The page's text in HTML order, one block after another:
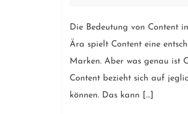
Die Bedeutung von Content
Ära spielt Content eine
Marken. Aber was genau ist
Content bezieht sich auf
können. Das kann […]